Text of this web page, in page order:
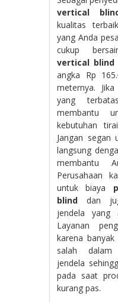
vertical
kualitas
yang Anda
cukup
vertical blind
angka Rp
meternya.
yang
membantu
kebutuhan
Jangan segan
langsung
membantu
Perusahaan
untuk biaya
blind dan
jendela
Layanan
karena
salah dalam
jendela
pada saat
kurang pas.